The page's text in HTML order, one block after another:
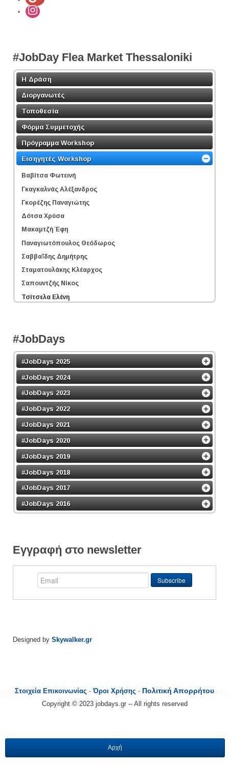
#JobDay Flea Market Thessaloniki
Η Δράση
Διοργανωτές
Τοποθεσία
Φόρμα Συμμετοχής
Πρόγραμμα Workshop
Εισηγητές Workshop
Βαβίτσα Φωτεινή
Γκαγκαλνάς Αλέξανδρος
Γκορέζης Παναγιώτης
Δότσα Χρύσα
Μακαμτζή Έφη
Παναγιωτόπουλος Θεόδωρος
Σαββαΐδης Δημήτρης
Σταματουλάκης Κλέαρχος
Σαπουντζής Νίκος
Τσίτσελα Ελένη
#JobDays
#JobDays 2025
#JobDays 2024
#JobDays 2023
#JobDays 2022
#JobDays 2021
#JobDays 2020
#JobDays 2019
#JobDays 2018
#JobDays 2017
#JobDays 2016
Εγγραφή στο newsletter
Designed by Skywalker.gr
Στοιχεία Επικοινωνίας -Όροι Χρήσης - Πολιτική Απορρήτου
Copyright © 2023 jobdays.gr -- All rights reserved
Αρχή